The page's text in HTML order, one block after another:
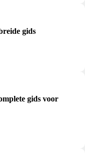
gids
gids voor